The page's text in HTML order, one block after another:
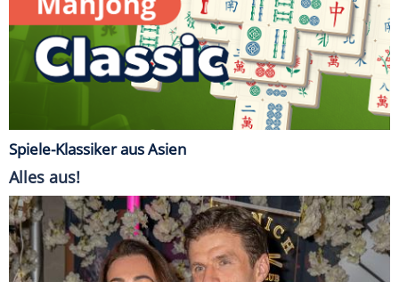
Spiele-Klassiker aus Asien
Alles aus!